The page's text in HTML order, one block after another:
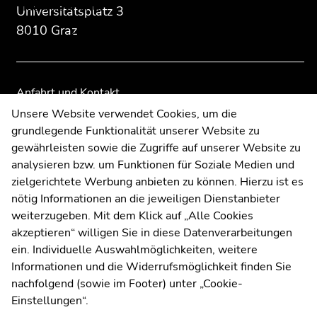
Medienberichte
Literaturpfade-Doku
Ende
dieses
Seitenbereichs.
Zur
Übersicht
der
Seitenbereiche
Universitätsplatz 3
8010 Graz
Anfahrt und Kontakt
Kommunikation und Öffentlichkeitsarbeit
Moodle
UNIGRAZonline
Impressum
Datenschutzerklärung
Cookie-Einstellungen
Barrierefreiheitserklärung
WetterstationUni Graz
Übersicht
Übersicht
Unsere Website verwendet Cookies, um die
grundlegende Funktionalität unserer Website zu
gewährleisten sowie die Zugriffe auf unserer Website zu
analysieren bzw. um Funktionen für Soziale Medien und
zielgerichtete Werbung anbieten zu können. Hierzu ist es
nötig Informationen an die jeweiligen Dienstanbieter
weiterzugeben. Mit dem Klick auf „Alle Cookies
akzeptieren“ willigen Sie in diese Datenverarbeitungen
ein. Individuelle Auswahlmöglichkeiten, weitere
Informationen und die Widerrufsmöglichkeit finden Sie
nachfolgend (sowie im Footer) unter „Cookie-
Einstellungen“.